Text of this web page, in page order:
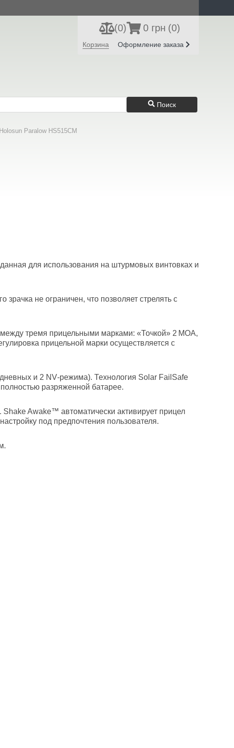
Вход
Регистрация
(0) 0 грн (0)
Корзина Оформление заказа
Поиск
Paralow HS515CM
для использования на штурмовых винтовках и
не ограничен, что позволяет стрелять с
тремя прицельными марками: «Точкой» 2 МОА,
прицельной марки осуществляется с
и 2 NV‑режима). Технология Solar FailSafe
разряженной батарее.
Awake™ автоматически активирует прицел
под предпочтения пользователя.